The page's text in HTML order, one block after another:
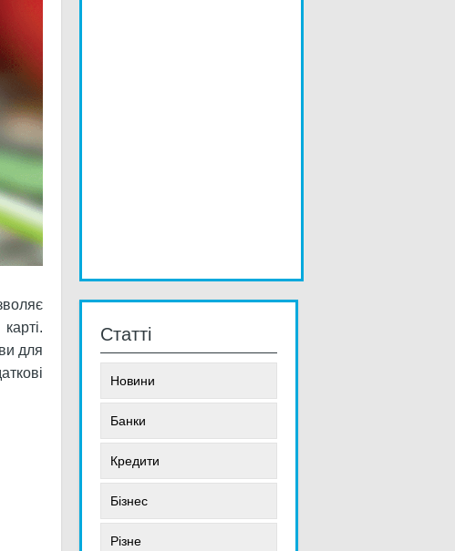
для
Статті
Новини
Банки
Кредити
Бізнес
Різне